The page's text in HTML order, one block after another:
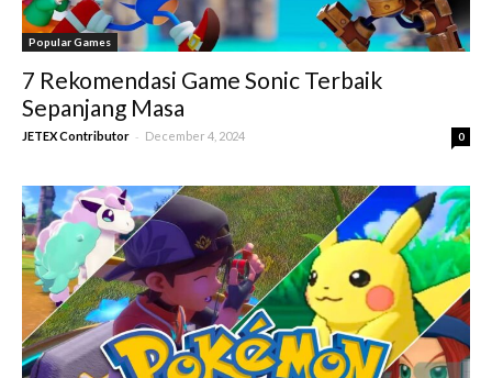
Popular Games
7 Rekomendasi Game Sonic Terbaik
Sepanjang Masa
JETEX Contributor - December 4, 2024 0